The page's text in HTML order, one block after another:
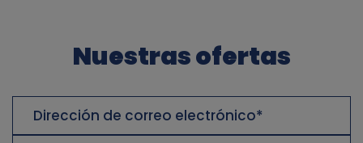
Nuestras ofertas
correo